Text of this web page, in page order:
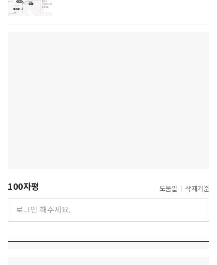
100자평 도움말 삭제기준